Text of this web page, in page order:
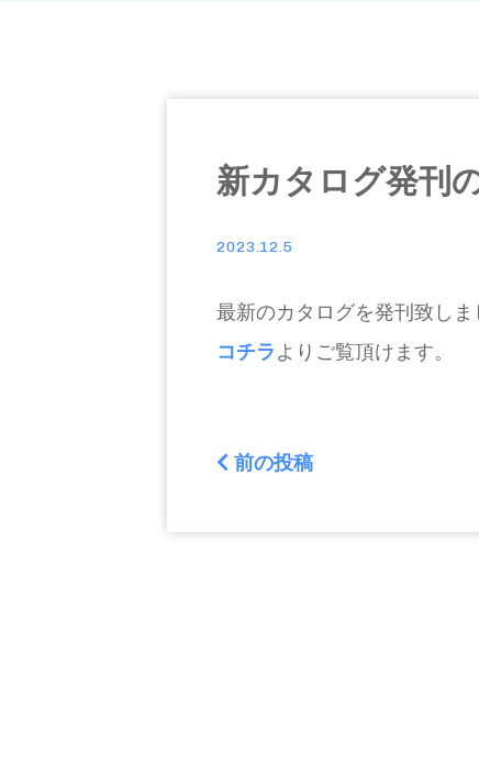
新カタログ発刊
2023.12.5
最新のカタログを発刊致しま
コチラ よりご覧頂けます。
前の投稿